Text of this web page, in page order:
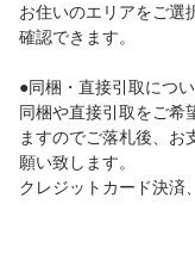
お住いのエリアをご選
確認できます。
●同梱・直接引取につ
同梱や直接引取をご希
ますのでご落札後、お
願い致します。
クレジットカード決済